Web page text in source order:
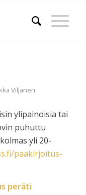
Viljanen
ylipainoisia tai
puhuttu
yli 20-
paakirjoitus-
peräti